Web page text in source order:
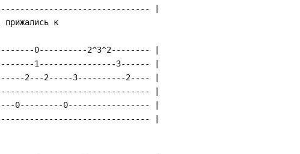
|
к
0----------2^3^2-------- |
1----------------3------ |
2---2-----3----------2---- |
|
0---------0----------------- |
|